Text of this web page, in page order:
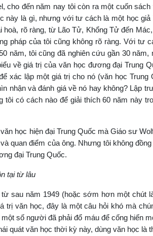
cho đến năm nay tôi còn ra một cuốn sách
là gì, nhưng với tư cách là một học giả
rõ ràng, từ Lão Tử, Khổng Tử đến
pháp của tôi cũng không rõ ràng. Với tư
năm, tôi cũng đã nghiên cứu gần 30
về giá trị của văn học đương đại Trung
xác lập một giá trị cho nó (văn học Trung
nhận và đánh giá về nó hay không? Lập
có cách nào để giải thích 60 năm này
học hiện đại Trung Quốc mà Giáo sư
quan điểm của ông. Nhưng tôi không
đại Trung Quốc.
tại từ lâu
sau năm 1949 (hoặc sớm hơn một chút
văn học, đây là một câu hỏi khó mà
số người đã phải đổ máu để cống hiến
quát văn học thời kỳ này, dùng văn học là